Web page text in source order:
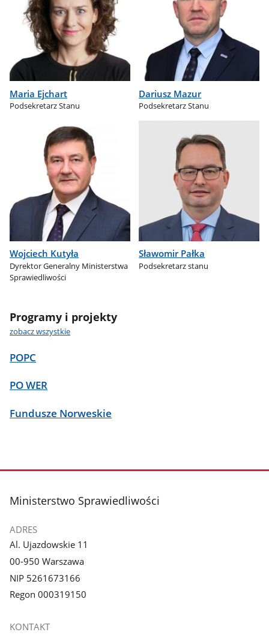
Maria Ejchart
Podsekretarz Stanu
Dariusz Mazur
Podsekretarz Stanu
Wojciech Kutyła
Dyrektor Generalny Ministerstwa
Sprawiedliwości
Sławomir Pałka
Podsekretarz stanu
Programy i projekty
zobacz wszystkie
POPC
PO WER
Fundusze Norweskie
stopka
Ministerstwo Sprawiedliwości
ADRES
Al. Ujazdowskie 11
00-950 Warszawa
NIP 5261673166
Regon 000319150
KONTAKT